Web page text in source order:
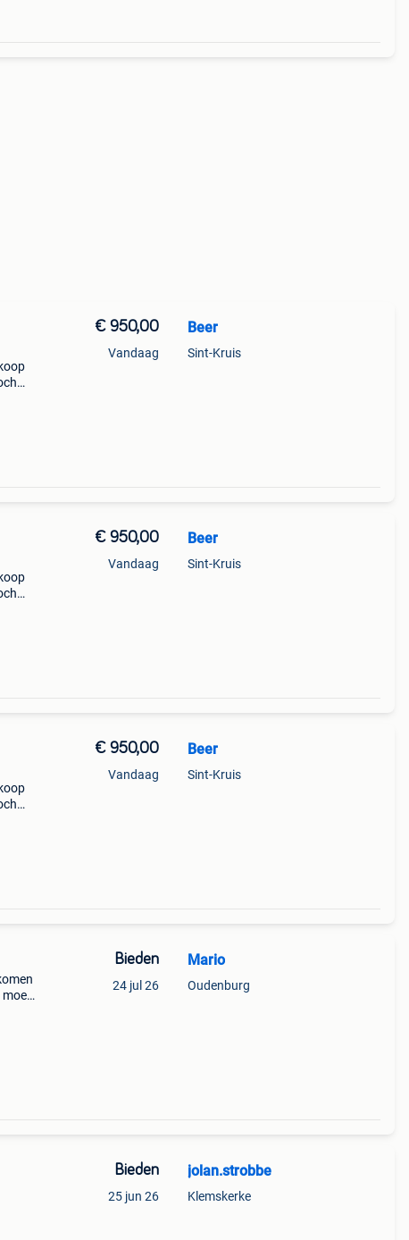
€ 950,00
Vandaag
Beer
Sint-Kruis
€ 950,00
Vandaag
Beer
Sint-Kruis
€ 950,00
Vandaag
Beer
Sint-Kruis
moet
Bieden
24 jul 26
Mario
Oudenburg
Bieden
25 jun 26
jolan.strobbe
Klemskerke